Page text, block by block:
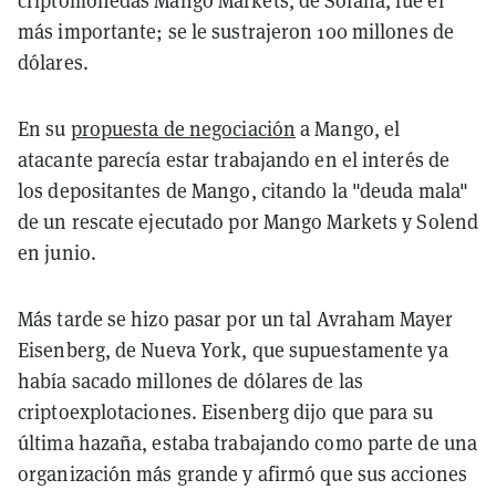
más importante; se le sustrajeron 100 millones de
dólares.
En su propuesta de negociación a Mango, el
atacante parecía estar trabajando en el interés de
los depositantes de Mango, citando la "deuda mala"
de un rescate ejecutado por Mango Markets y Solend
en junio.
Más tarde se hizo pasar por un tal Avraham Mayer
Eisenberg, de Nueva York, que supuestamente ya
había sacado millones de dólares de las
criptoexplotaciones. Eisenberg dijo que para su
última hazaña, estaba trabajando como parte de una
organización más grande y afirmó que sus acciones